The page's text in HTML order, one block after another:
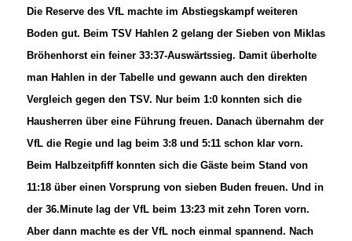
Die Reserve des VfL machte im Abstiegskampf weiteren
Boden gut. Beim TSV Hahlen 2 gelang der Sieben von Miklas
Bröhenhorst ein feiner 33:37-Auswärtssieg. Damit überholte
man Hahlen in der Tabelle und gewann auch den direkten
Vergleich gegen den TSV. Nur beim 1:0 konnten sich die
Hausherren über eine Führung freuen. Danach übernahm der
VfL die Regie und lag beim 3:8 und 5:11 schon klar vorn.
Beim Halbzeitpfiff konnten sich die Gäste beim Stand von
11:18 über einen Vorsprung von sieben Buden freuen. Und in
der 36.Minute lag der VfL beim 13:23 mit zehn Toren vorn.
Aber dann machte es der VfL noch einmal spannend. Nach